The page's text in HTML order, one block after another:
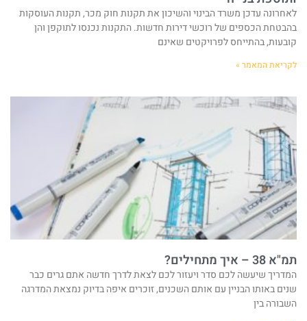
לאחרונה עדכן משרד הבינוי והשיכון את תקנות חוק מכר, תקנות העוסקות
בהבטחת הכספים של רוכשי דירות חדשות. התקנות נכנסו לתוקפן והן
קובעות, בהתייחס לפרויקטים שאינם
לקריאת המאמר »
תמ"א 38 – איך מתחילים?
המדריך שיעשה לכם סדר ויעזור לכם לצאת לדרך חדשה אתם גרים כבר
שנים באותו הבניין עם אותם השכנים, זוכרים איפה בדיוק נמצאת המדרגה
השבורה בין